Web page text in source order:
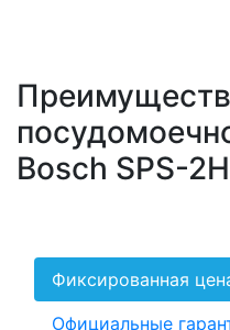
Bosch SPS-
Фиксированная
Официальные